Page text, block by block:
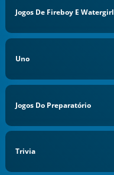
Jogos De Fireboy E Watergirl
Uno
Jogos Do Preparatório
Trivia